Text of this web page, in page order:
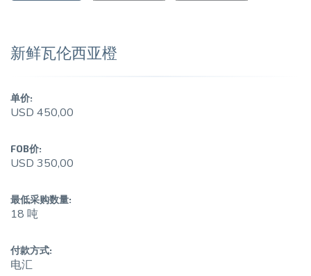
新鲜瓦伦西亚橙
单价:
USD 450,00
FOB价:
USD 350,00
最低采购数量:
18 吨
付款方式:
电汇